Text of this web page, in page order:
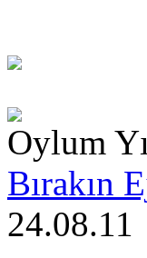
Oylum
Bırakın
24.08.11